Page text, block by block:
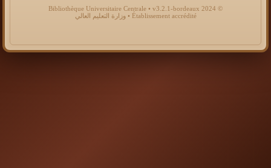
© 2024 Bibliothèque Universitaire Centrale • v3.2.1-bordeaux
Établissement accrédité • وزارة التعليم العالي